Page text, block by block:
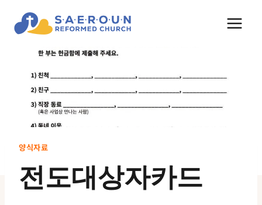
양식자료
전도대상자카드